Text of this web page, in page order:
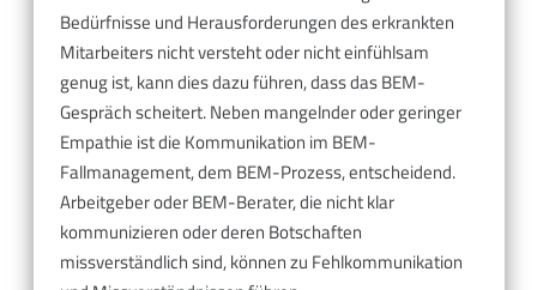
Bedürfnisse und Herausforderungen des erkrankten
Mitarbeiters nicht versteht oder nicht einfühlsam
genug ist, kann dies dazu führen, dass das BEM-
Gespräch scheitert. Neben mangelnder oder geringer
Empathie ist die Kommunikation im BEM-
Fallmanagement, dem BEM-Prozess, entscheidend.
Arbeitgeber oder BEM-Berater, die nicht klar
kommunizieren oder deren Botschaften
missverständlich sind, können zu Fehlkommunikation